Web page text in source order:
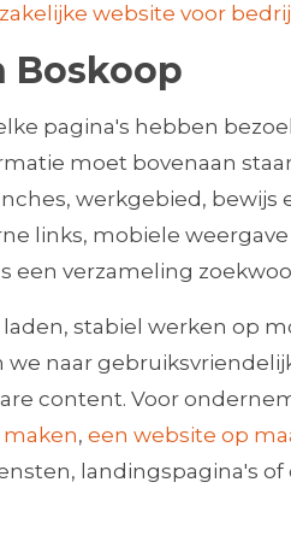
zakelijke website voor
Boskoop
pagina's hebben
moet bovenaan
werkgebied, bewijs
links, mobiele weergave
een verzameling
stabiel werken op
naar
content. Voor
, een website op
landingspagina's of